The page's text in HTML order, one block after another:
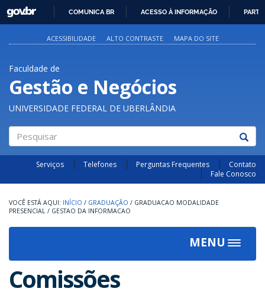
PARA
O
GOVBR
COMUNICA BR ACESSO À INFORMAÇÃO
ACESSIBILIDADE ALTO CONTRASTE MAPA DO SITE
Faculdade de
Gestão e Negócios
UNIVERSIDADE FEDERAL DE UBERLÂNDIA
Pesquisar
Serviços Telefones Perguntas Frequentes
Contato
Fale Conosco
INÍCIO / GRADUAÇÃO / GRADUACAO MODALIDADE
PRESENCIAL / GESTAO DA INFORMACAO
MENU
Toggle
Comissões